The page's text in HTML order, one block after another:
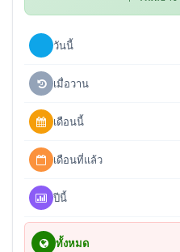
วันนี้
เมื่อวาน
เดือนนี้
เดือนที่แล้ว
ปีนี้
ทั้งหมด